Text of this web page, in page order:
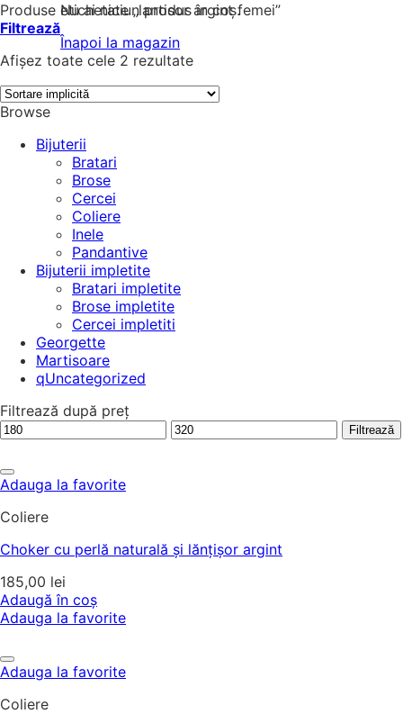
Nu ai niciun produs în coș.
Înapoi la magazin
Produse etichetate „lantisor argint femei”
Filtrează
Afișez toate cele 2 rezultate
Browse
Bijuterii
Bratari
Brose
Cercei
Coliere
Inele
Pandantive
Bijuterii impletite
Bratari impletite
Brose impletite
Cercei impletiti
Georgette
Martisoare
qUncategorized
Filtrează după preț
Preț
Preț
Filtrează
Adauga la favorite
Coliere
Choker cu perlă naturală și lănțișor argint
185,00 lei
Adaugă în coș
Adauga la favorite
Adauga la favorite
Coliere